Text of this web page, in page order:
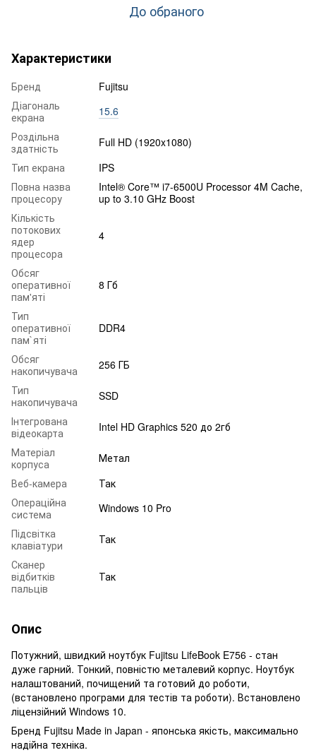
До обраного
Характеристики
Бренд
Fujitsu
Діагональ
екрана
15.6
Роздільна
здатність
Full HD (1920x1080)
Тип екрана
IPS
Повна назва
процесору
Intel® Core™ i7-6500U Processor 4M Cache,
up to 3.10 GHz Boost
Кількість
потокових
ядер
процесора
4
Обсяг
оперативної
пам'яті
8 Гб
Тип
оперативної
пам`яті
DDR4
Обсяг
накопичувача
256 ГБ
Тип
накопичувача
SSD
Інтегрована
відеокарта
Intel HD Graphics 520 до 2гб
Матеріал
корпуса
Метал
Веб-камера
Так
Операційна
система
Windows 10 Pro
Підсвітка
клавіатури
Так
Сканер
відбитків
пальців
Так
Опис
Потужний, швидкий ноутбук Fujitsu LifeBook E756 - стан
дуже гарний. Тонкий, повністю металевий корпус. Ноутбук
налаштований, почищений та готовий до роботи,
(встановлено програми для тестів та роботи). Встановлено
ліцензійний Windows 10.
Бренд Fujitsu Made in Japan - японська якість, максимально
надійна техніка.